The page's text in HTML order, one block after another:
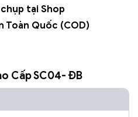
tại Shop
Toàn Quốc (COD)
Cấp SC04- ĐB